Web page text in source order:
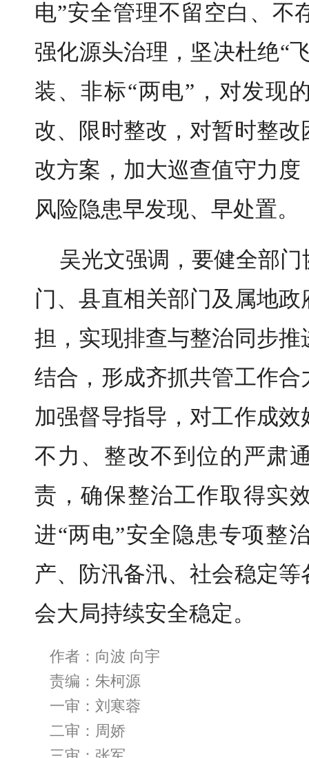
电”安全管理不留空白、不
强化源头治理，坚决杜绝“
装、非标“两电”，对发现
改、限时整改，对暂时整
改方案，加大巡查值守力
风险隐患早发现、早处置。
吴光文强调，要健全部
门、县直相关部门及属地
担，实现排查与整治同步
结合，形成齐抓共管工作
加强督导指导，对工作成
不力、整改不到位的严肃
责，确保整治工作取得实
进“两电”安全隐患专项整
产、防汛备汛、社会稳定
会大局持续安全稳定。
作者：向波 向宇
责编：朱柯源
一审：刘寒蓉
二审：周娇